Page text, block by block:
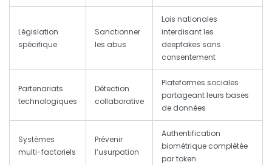
Législation
spécifique
Sanctionner
les abus
Lois nationales
interdisant les
deepfakes sans
consentement
Partenariats
technologiques
Détection
collaborative
Plateformes sociales
partageant leurs bases
de données
Systèmes
multi-factoriels
Prévenir
l’usurpation
Authentification
biométrique complétée
par token